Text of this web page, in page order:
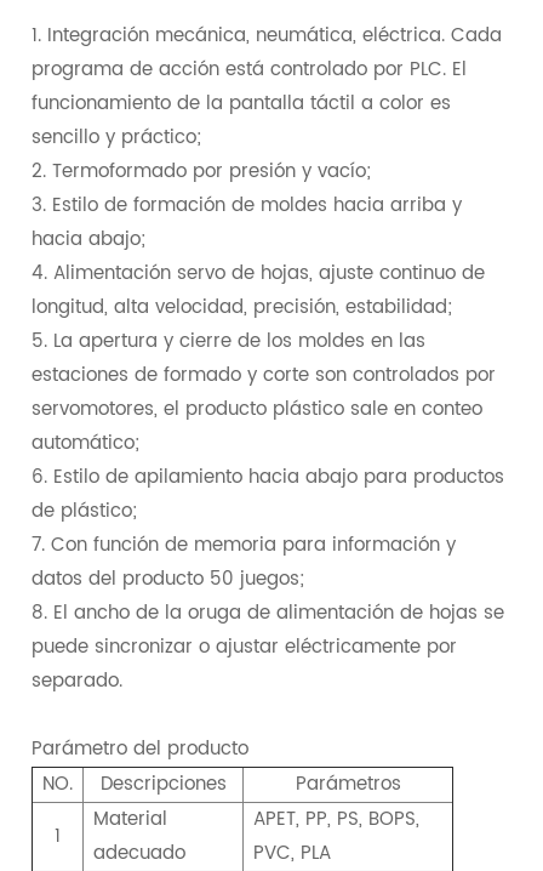
1. Integración mecánica, neumática, eléctrica. Cada
programa de acción está controlado por PLC. El
funcionamiento de la pantalla táctil a color es
sencillo y práctico;
2. Termoformado por presión y vacío;
3. Estilo de formación de moldes hacia arriba y
hacia abajo;
4. Alimentación servo de hojas, ajuste continuo de
longitud, alta velocidad, precisión, estabilidad;
5. La apertura y cierre de los moldes en las
estaciones de formado y corte son controlados por
servomotores, el producto plástico sale en conteo
automático;
6. Estilo de apilamiento hacia abajo para productos
de plástico;
7. Con función de memoria para información y
datos del producto 50 juegos;
8. El ancho de la oruga de alimentación de hojas se
puede sincronizar o ajustar eléctricamente por
separado.
Parámetro del producto
NO.
Descripciones
Parámetros
1
Material
adecuado
APET, PP, PS, BOPS,
PVC, PLA